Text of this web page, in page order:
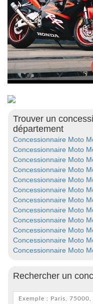
Trouver un
département
Concessionnaire Moto
Concessionnaire Moto
Concessionnaire Moto
Concessionnaire Moto
Concessionnaire Moto
Concessionnaire Moto
Concessionnaire Moto
Concessionnaire Moto
Concessionnaire Moto
Concessionnaire Moto
Concessionnaire Moto
Concessionnaire Moto
Rechercher un